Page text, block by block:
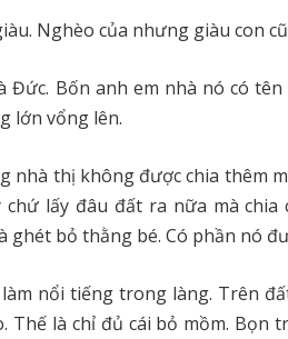
Nghèo của nhưng giàu con
Đức. Bốn anh em nhà nó có
lớn vổng lên.
nhà thị không được chia thêm
lấy đâu đất ra nữa mà
ghét bỏ thằng bé. Có phần nó
nổi tiếng trong làng. Trên
Thế là chỉ đủ cái bỏ mồm.